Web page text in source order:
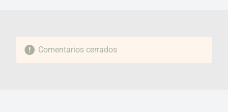
Comentarios cerrados